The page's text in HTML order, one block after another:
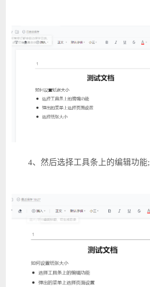
4、然后选择工具条上的编辑功能;